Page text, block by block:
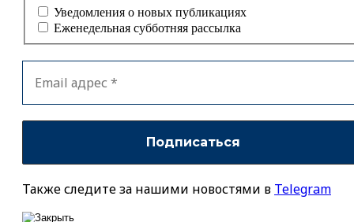
Уведомления о новых публикациях
Еженедельная субботняя рассылка
Также следите за нашими новостями в Telegram